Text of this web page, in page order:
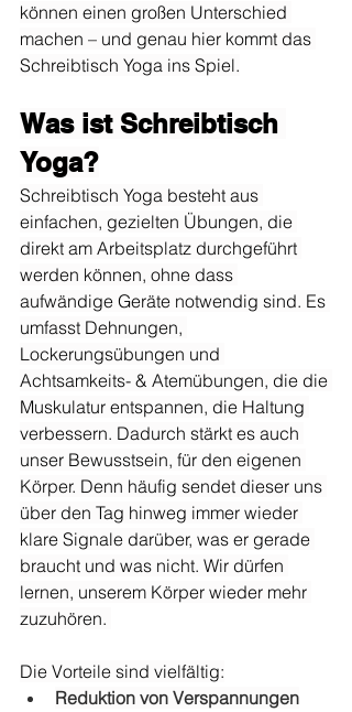
können einen großen Unterschied
machen – und genau hier kommt das
Schreibtisch Yoga ins Spiel.
Was ist Schreibtisch
Yoga?
Schreibtisch Yoga besteht aus
einfachen, gezielten Übungen, die
direkt am Arbeitsplatz durchgeführt
werden können, ohne dass
aufwändige Geräte notwendig sind. Es
umfasst Dehnungen,
Lockerungsübungen und
Achtsamkeits- & Atemübungen, die die
Muskulatur entspannen, die Haltung
verbessern. Dadurch stärkt es auch
unser Bewusstsein, für den eigenen
Körper. Denn häufig sendet dieser uns
über den Tag hinweg immer wieder
klare Signale darüber, was er gerade
braucht und was nicht. Wir dürfen
lernen, unserem Körper wieder mehr
zuzuhören.
Die Vorteile sind vielfältig:
Reduktion von Verspannungen